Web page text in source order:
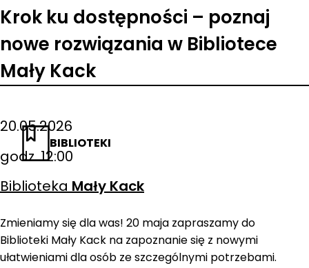
BIBLIOTEKI
Krok ku dostępności – poznaj
nowe rozwiązania w Bibliotece
Mały Kack
20.05.2026
godz. 12:00
Biblioteka Mały Kack
Zmieniamy się dla was! 20 maja zapraszamy do
Biblioteki Mały Kack na zapoznanie się z nowymi
ułatwieniami dla osób ze szczególnymi potrzebami.